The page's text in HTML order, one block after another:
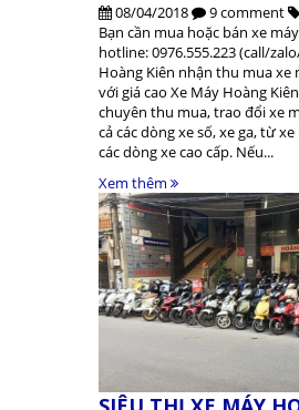
08/04/2018 9 comment
Bạn cần mua hoặc bán xe
hotline: 0976.555.223 (call/
Hoàng Kiên nhận thu mua xe
với giá cao Xe Máy Hoàng Kiên
chuyên thu mua, trao đổi xe
cả các dòng xe số, xe ga, từ
các dòng xe cao cấp. Nếu...
Xem thêm